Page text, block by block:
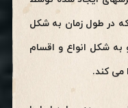
در طول زمان به شکل
شکل انواع و اقسام
می کند.